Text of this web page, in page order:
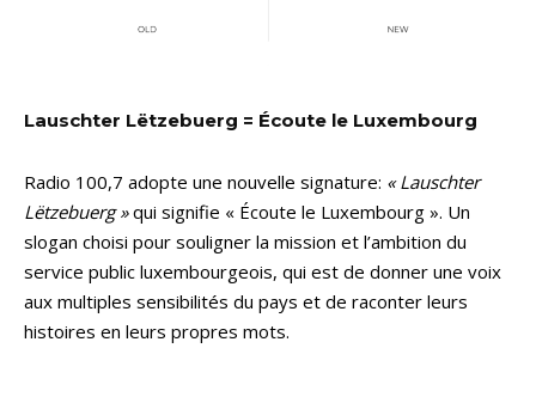
Lauschter Lëtzebuerg = Écoute le Luxembourg
Radio 100,7 adopte une nouvelle signature: « Lauschter
Lëtzebuerg »qui signifie « Écoute le Luxembourg ». Un
slogan choisi pour souligner la mission et l’ambition du
service public luxembourgeois, qui est de donner une voix
aux multiples sensibilités du pays et de raconter leurs
histoires en leurs propres mots.